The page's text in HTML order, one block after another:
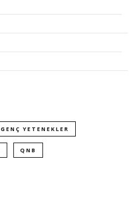
GENÇ YETENEKLER
QNB